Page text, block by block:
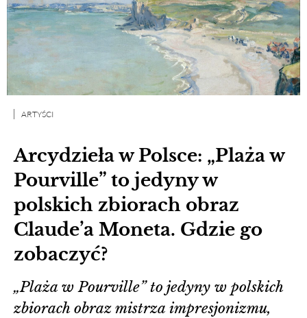
Arcydzieła w Polsce: „Plaża w
Pourville” to jedyny w
polskich zbiorach obraz
Claude’a Moneta. Gdzie go
zobaczyć?
ARTYŚCI
„Plaża w Pourville” to jedyny w polskich
zbiorach obraz mistrza impresjonizmu,